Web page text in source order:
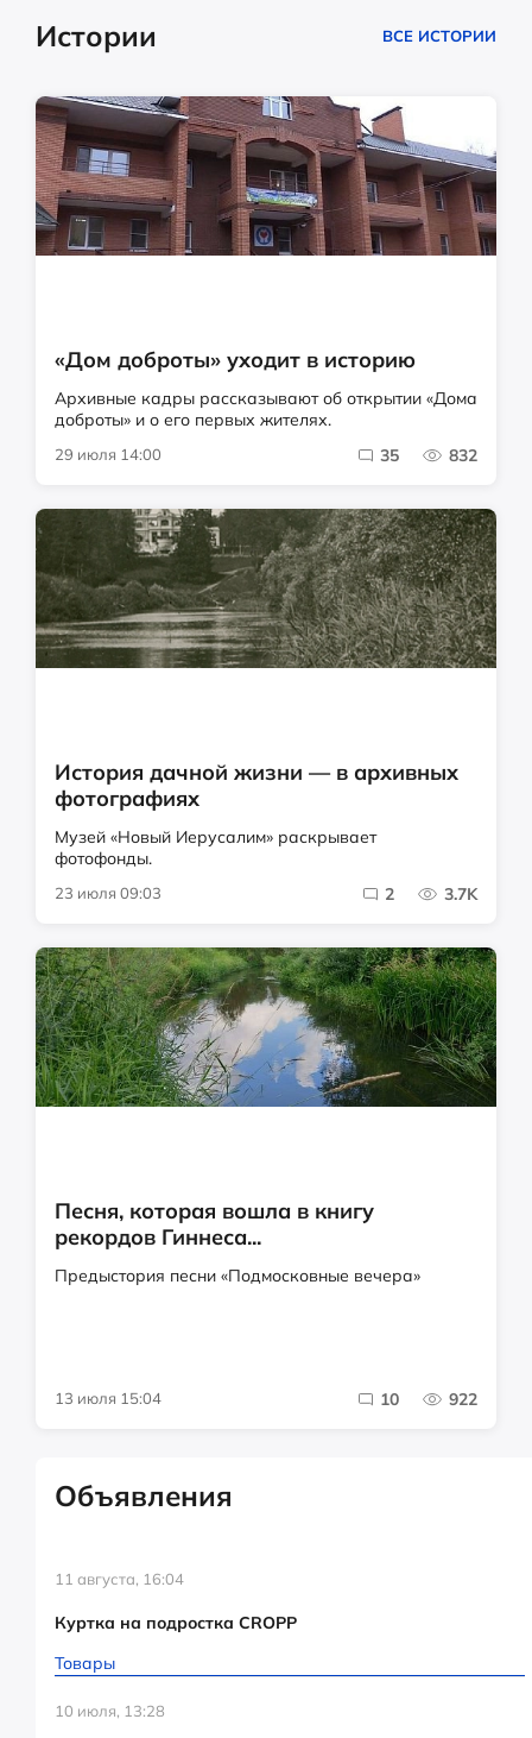
Истории ВСЕ ИСТОРИИ
«Дом доброты» уходит в историю
Архивные кадры рассказывают об открытии «Дома
доброты» и о его первых жителях.
29 июля 14:00 35 832
История дачной жизни — в архивных
фотографиях
Музей «Новый Иерусалим» раскрывает
фотофонды.
23 июля 09:03 2 3.7K
Песня, которая вошла в книгу
рекордов Гиннеса...
Предыстория песни «Подмосковные вечера»
13 июля 15:04 10 922
Объявления
11 августа, 16:04
Куртка на подростка CROPP
Товары
10 июля, 13:28